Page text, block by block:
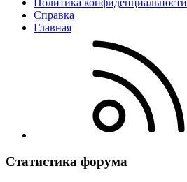
Справка
Главная
Статистика форума